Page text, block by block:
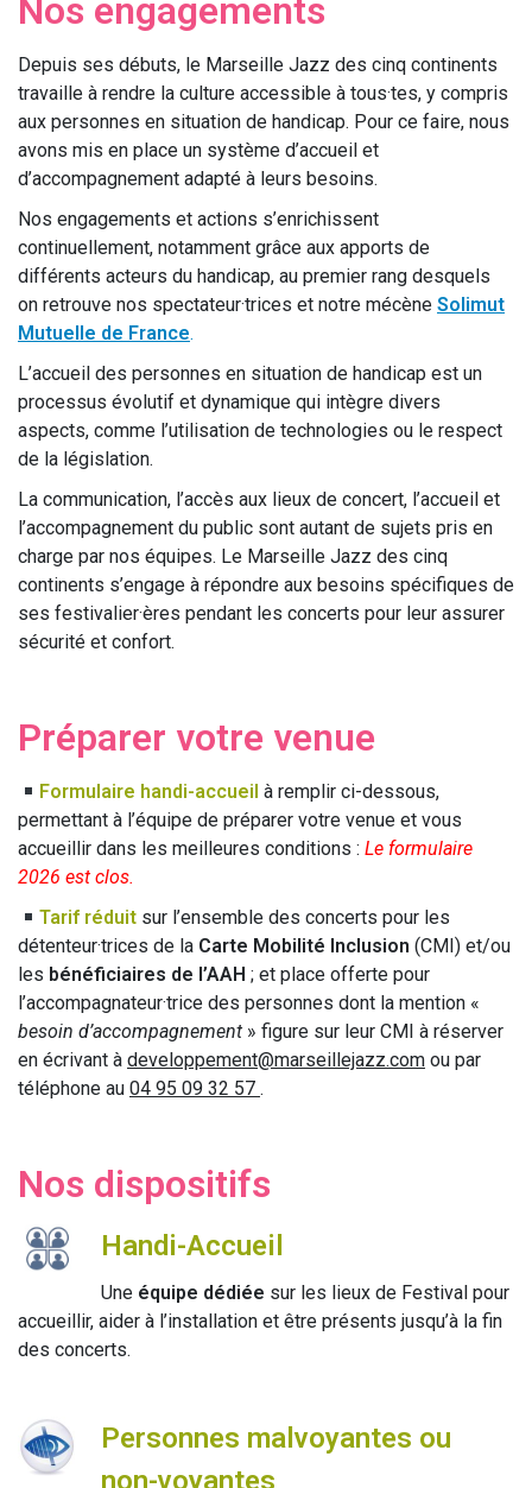
Nos engagements
Depuis ses débuts, le Marseille Jazz des cinq continents
travaille à rendre la culture accessible à tous·tes, y compris
aux personnes en situation de handicap. Pour ce faire, nous
avons mis en place un système d’accueil et
d’accompagnement adapté à leurs besoins.
Nos engagements et actions s’enrichissent
continuellement, notamment grâce aux apports de
différents acteurs du handicap, au premier rang desquels
on retrouve nos spectateur·trices et notre mécène Solimut
Mutuelle de France.
L’accueil des personnes en situation de handicap est un
processus évolutif et dynamique qui intègre divers
aspects, comme l’utilisation de technologies ou le respect
de la législation.
La communication, l’accès aux lieux de concert, l’accueil et
l’accompagnement du public sont autant de sujets pris en
charge par nos équipes. Le Marseille Jazz des cinq
continents s’engage à répondre aux besoins spécifiques de
ses festivalier·ères pendant les concerts pour leur assurer
sécurité et confort.
Préparer votre venue
Formulaire handi-accueil à remplir ci-dessous,
permettant à l’équipe de préparer votre venue et vous
accueillir dans les meilleures conditions : Le formulaire
2026 est clos.
Tarif réduit sur l’ensemble des concerts pour les
détenteur·trices de la Carte Mobilité Inclusion (CMI) et/ou
les bénéficiaires de l’AAH ; et place offerte pour
l’accompagnateur·trice des personnes dont la mention «
besoin d’accompagnement » figure sur leur CMI à réserver
en écrivant à developpement@marseillejazz.com ou par
téléphone au 04 95 09 32 57 .
Nos dispositifs
Handi-Accueil
Une équipe dédiée sur les lieux de Festival pour
accueillir, aider à l’installation et être présents jusqu’à la fin
des concerts.
Personnes malvoyantes ou
non-voyantes